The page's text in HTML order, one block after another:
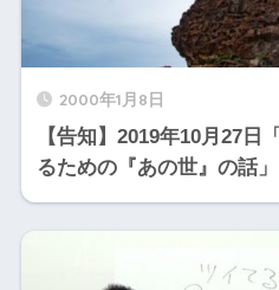
2000年1月8日
【告知】2019年10月27日
るための『あの世』の話